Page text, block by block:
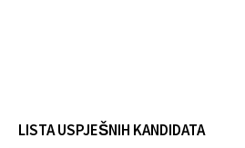
LISTA USPJEŠNIH KANDIDATA